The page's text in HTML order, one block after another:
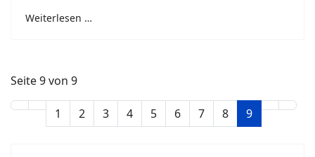
Weiterlesen …
Seite 9 von 9
1 2 3 4 5 6 7 8 9